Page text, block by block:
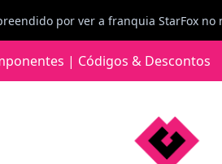
| Códigos & Descontos